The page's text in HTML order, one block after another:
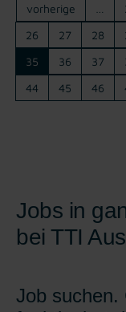
vorherige
26
27 28
35
36 37
44
45 46
Jobs in
bei TTI
Job suchen.